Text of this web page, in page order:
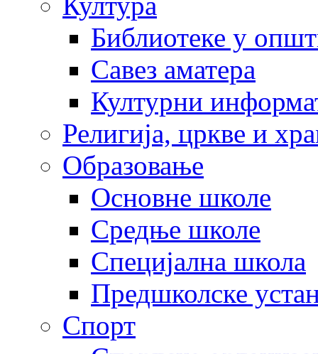
Библиотеке у
Савез аматера
Културни
Религија, цркве и
Образовање
Основне школе
Средње школе
Специјална школа
Предшколске
Спорт